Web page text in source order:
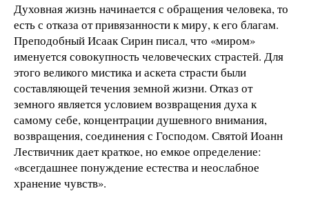
Духовная жизнь начинается с обращения человека, то
есть с отказа от привязанности к миру, к его благам.
Преподобный Исаак Сирин писал, что «миром»
именуется совокупность человеческих страстей. Для
этого великого мистика и аскета страсти были
составляющей течения земной жизни. Отказ от
земного является условием возвращения духа к
самому себе, концентрации душевного внимания,
возвращения, соединения с Господом. Святой Иоанн
Лествичник дает краткое, но емкое определение:
«всегдашнее понуждение естества и неослабное
хранение чувств».